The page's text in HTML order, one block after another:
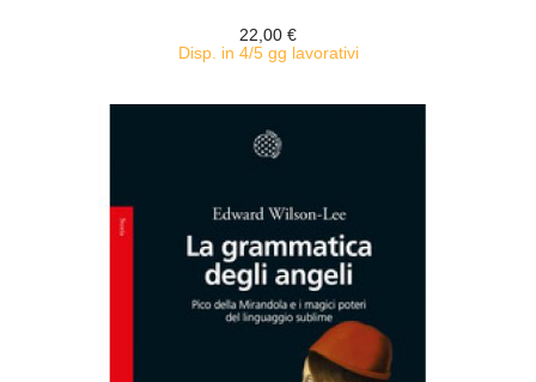
22,00 €
Disp. in 4/5 gg lavorativi